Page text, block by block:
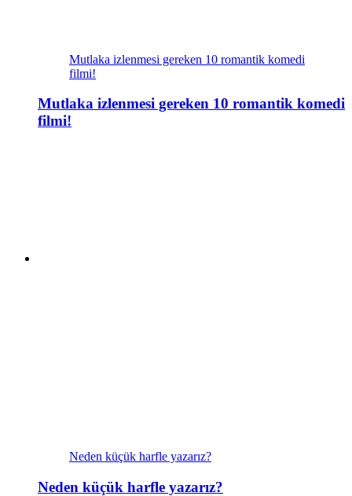
Mutlaka izlenmesi gereken 10 romantik komedi
filmi!
Mutlaka izlenmesi gereken 10 romantik komedi
filmi!
Neden küçük harfle yazarız?
Neden küçük harfle yazarız?